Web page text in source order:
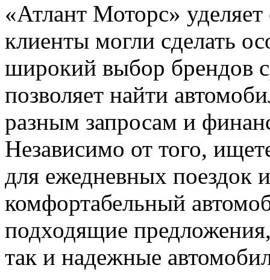
«Атлант Моторс»
клиенты могли сделать
широкий выбор брендов
позволяет найти
разным запросам и
Независимо от того,
для ежедневных поездок
комфортабельный
подходящие
так и надежные